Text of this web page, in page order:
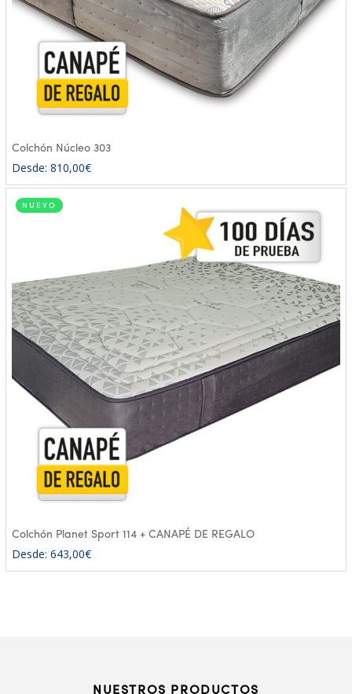
Colchón Núcleo 303
Desde: 810,00€
NUEVO
Colchón Planet Sport 114 + CANAPÉ DE REGALO
Desde: 643,00€
NUESTROS PRODUCTOS